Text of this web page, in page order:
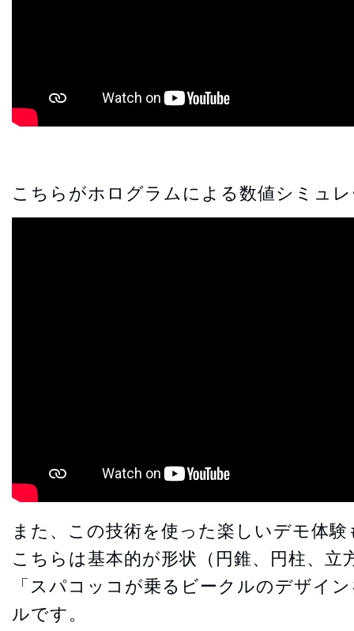
こちらがホログラムによる数値シミュ
また、この技術を使った楽しいデモ体
こちらは基本的が形状（円錐、円柱、立
「スパコッコが乗るビークルのデザイ
ルです。